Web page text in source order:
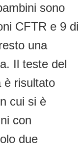
sono
CFTR e 9 di
una
Il teste del
è risultato
cui si è
con
due